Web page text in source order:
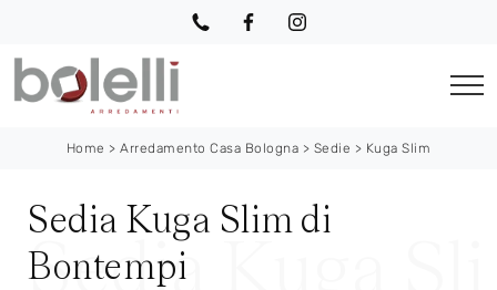
Home >Arredamento Casa Bologna > Sedie > Kuga Slim
Sedia Kuga Slim di
Bontempi